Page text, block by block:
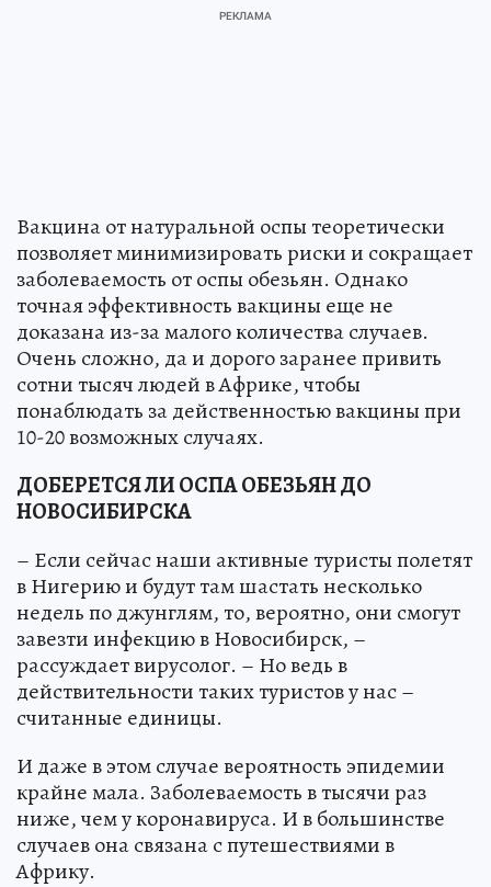
Вакцина от натуральной оспы теоретически
позволяет минимизировать риски и сокращает
заболеваемость от оспы обезьян. Однако
точная эффективность вакцины еще не
доказана из-за малого количества случаев.
Очень сложно, да и дорого заранее привить
сотни тысяч людей в Африке, чтобы
понаблюдать за действенностью вакцины при
10-20 возможных случаях.
ДОБЕРЕТСЯ ЛИ ОСПА ОБЕЗЬЯН ДО
НОВОСИБИРСКА
– Если сейчас наши активные туристы полетят
в Нигерию и будут там шастать несколько
недель по джунглям, то, вероятно, они смогут
завезти инфекцию в Новосибирск, –
рассуждает вирусолог. – Но ведь в
действительности таких туристов у нас –
считанные единицы.
И даже в этом случае вероятность эпидемии
крайне мала. Заболеваемость в тысячи раз
ниже, чем у коронавируса. И в большинстве
случаев она связана с путешествиями в
Африку.